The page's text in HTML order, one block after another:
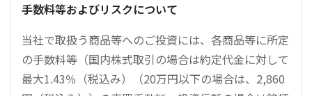
手数料等およびリスクについて
当社で取扱う商品等へのご投資には、各商品等に所定
の手数料等（国内株式取引の場合は約定代金に対して
最大1.43％（税込み）（20万円以下の場合は、2,860